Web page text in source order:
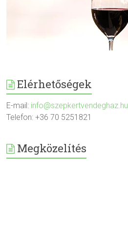
Elérhetőségek
E-mail: info@szepkertvendeghaz.hu
Telefon: +36 70 5251821
Megközelítés